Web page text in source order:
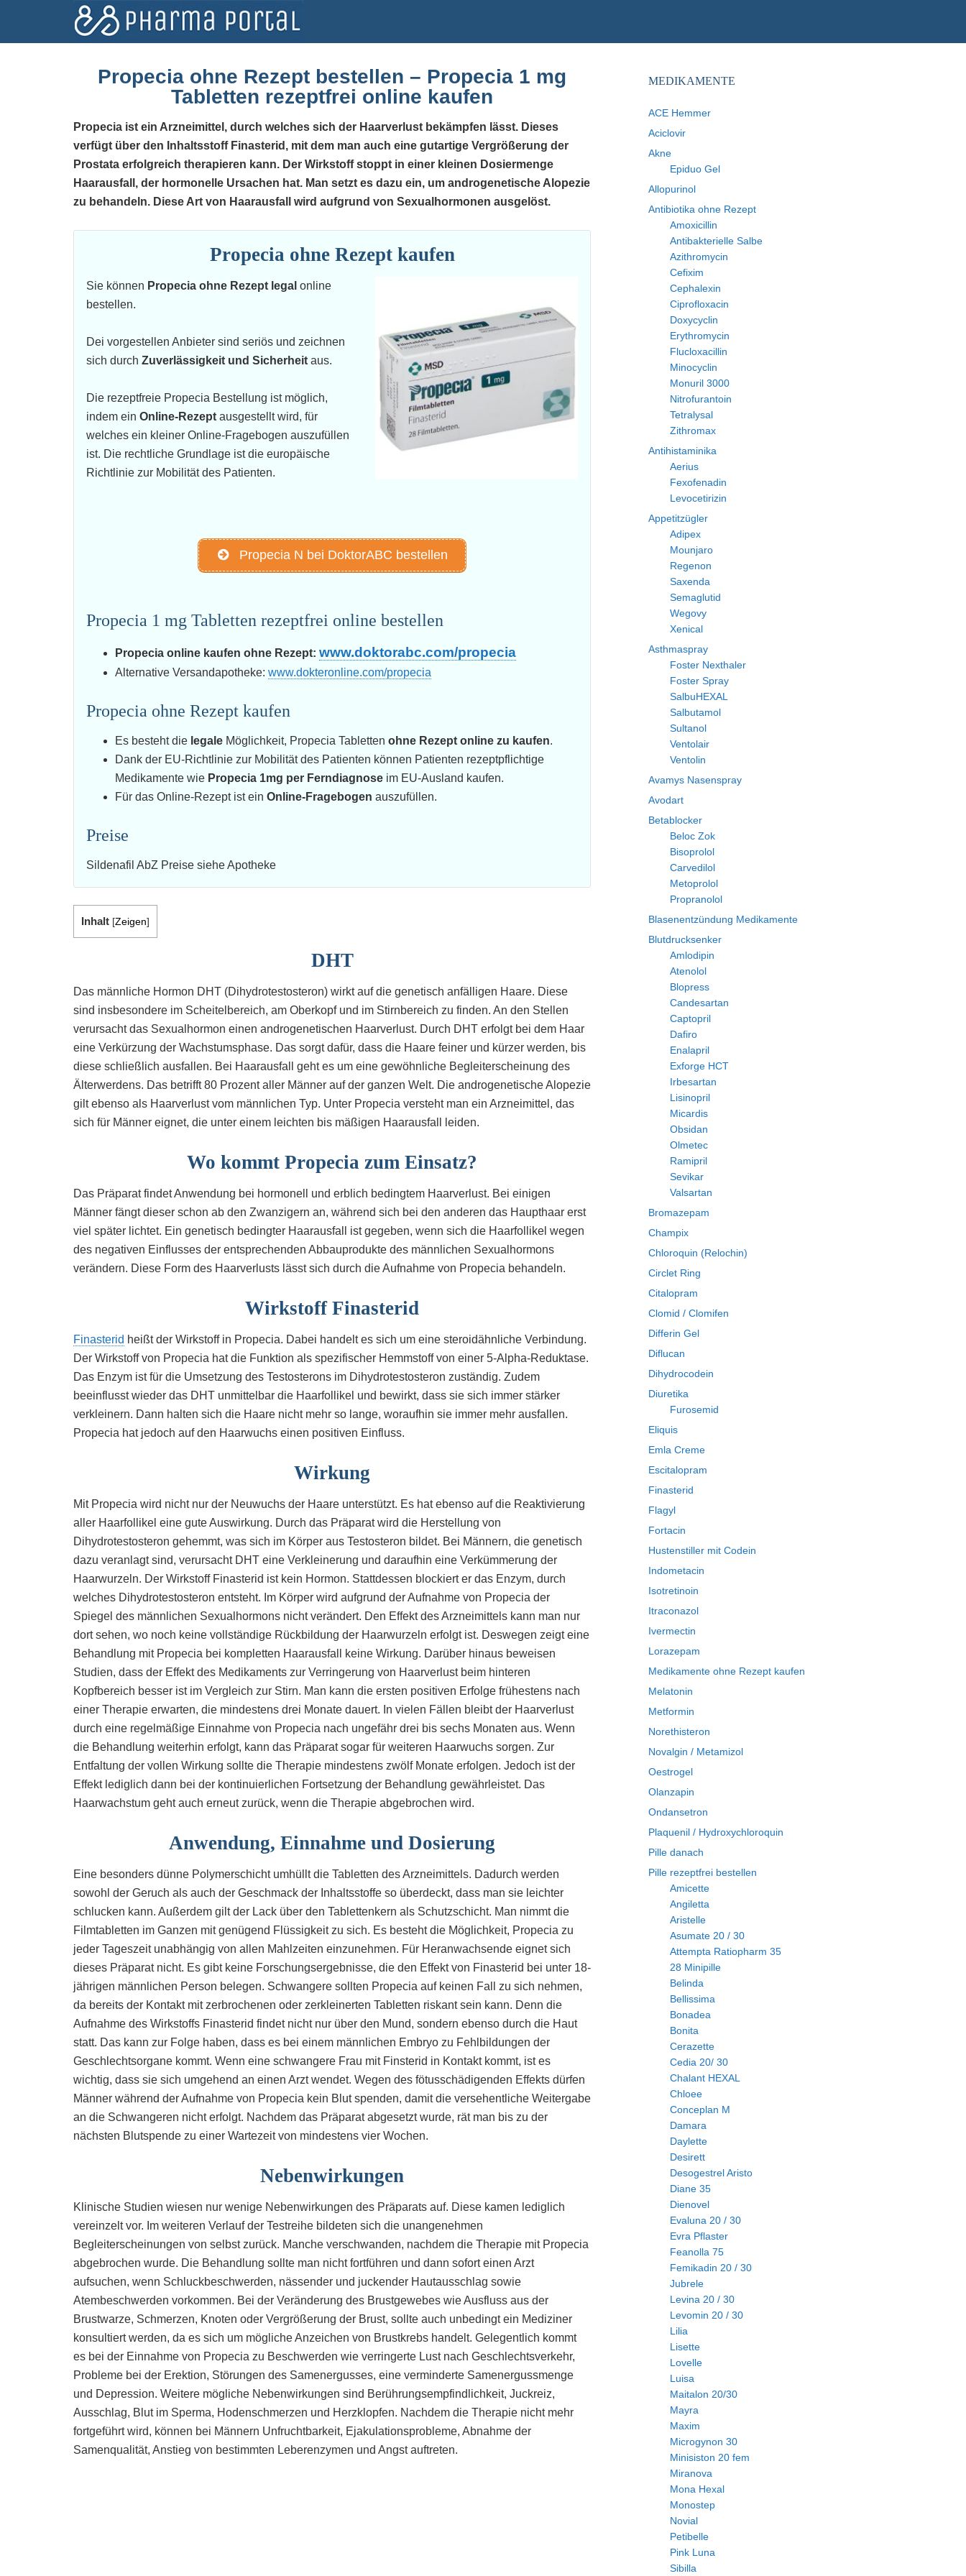
Propecia ohne Rezept bestellen – Propecia 1 mg
Tabletten rezeptfrei online kaufen
Propecia ist ein Arzneimittel, durch welches sich der Haarverlust bekämpfen lässt. Dieses
verfügt über den Inhaltsstoff Finasterid, mit dem man auch eine gutartige Vergrößerung der
Prostata erfolgreich therapieren kann. Der Wirkstoff stoppt in einer kleinen Dosiermenge
Haarausfall, der hormonelle Ursachen hat. Man setzt es dazu ein, um androgenetische Alopezie
zu behandeln. Diese Art von Haarausfall wird aufgrund von Sexualhormonen ausgelöst.
Propecia ohne Rezept kaufen
Sie können Propecia ohne Rezept legal online
bestellen.
Dei vorgestellen Anbieter sind seriös und zeichnen
sich durch Zuverlässigkeit und Sicherheit aus.
Die rezeptfreie Propecia Bestellung ist möglich,
indem ein Online-Rezept ausgestellt wird, für
welches ein kleiner Online-Fragebogen auszufüllen
ist. Die rechtliche Grundlage ist die europäische
Richtlinie zur Mobilität des Patienten.
Propecia N bei DoktorABC bestellen
Propecia 1 mg Tabletten rezeptfrei online bestellen
Propecia online kaufen ohne Rezept: www.doktorabc.com/propecia
Alternative Versandapotheke: www.dokteronline.com/propecia
Propecia ohne Rezept kaufen
Es besteht die legale Möglichkeit, Propecia Tabletten ohne Rezept online zu kaufen.
Dank der EU-Richtlinie zur Mobilität des Patienten können Patienten rezeptpflichtige
Medikamente wie Propecia 1mg per Ferndiagnose im EU-Ausland kaufen.
Für das Online-Rezept ist ein Online-Fragebogen auszufüllen.
Preise
Sildenafil AbZ Preise siehe Apotheke
Inhalt [Zeigen]
DHT
Das männliche Hormon DHT (Dihydrotestosteron) wirkt auf die genetisch anfälligen Haare. Diese
sind insbesondere im Scheitelbereich, am Oberkopf und im Stirnbereich zu finden. An den Stellen
verursacht das Sexualhormon einen androgenetischen Haarverlust. Durch DHT erfolgt bei dem Haar
eine Verkürzung der Wachstumsphase. Das sorgt dafür, dass die Haare feiner und kürzer werden, bis
diese schließlich ausfallen. Bei Haarausfall geht es um eine gewöhnliche Begleiterscheinung des
Älterwerdens. Das betrifft 80 Prozent aller Männer auf der ganzen Welt. Die androgenetische Alopezie
gilt ebenso als Haarverlust vom männlichen Typ. Unter Propecia versteht man ein Arzneimittel, das
sich für Männer eignet, die unter einem leichten bis mäßigen Haarausfall leiden.
Wo kommt Propecia zum Einsatz?
Das Präparat findet Anwendung bei hormonell und erblich bedingtem Haarverlust. Bei einigen
Männer fängt dieser schon ab den Zwanzigern an, während sich bei den anderen das Haupthaar erst
viel später lichtet. Ein genetisch bedingter Haarausfall ist gegeben, wenn sich die Haarfollikel wegen
des negativen Einflusses der entsprechenden Abbauprodukte des männlichen Sexualhormons
verändern. Diese Form des Haarverlusts lässt sich durch die Aufnahme von Propecia behandeln.
Wirkstoff Finasterid
Finasterid heißt der Wirkstoff in Propecia. Dabei handelt es sich um eine steroidähnliche Verbindung.
Der Wirkstoff von Propecia hat die Funktion als spezifischer Hemmstoff von einer 5-Alpha-Reduktase.
Das Enzym ist für die Umsetzung des Testosterons im Dihydrotestosteron zuständig. Zudem
beeinflusst wieder das DHT unmittelbar die Haarfollikel und bewirkt, dass sie sich immer stärker
verkleinern. Dann halten sich die Haare nicht mehr so lange, woraufhin sie immer mehr ausfallen.
Propecia hat jedoch auf den Haarwuchs einen positiven Einfluss.
Wirkung
Mit Propecia wird nicht nur der Neuwuchs der Haare unterstützt. Es hat ebenso auf die Reaktivierung
aller Haarfollikel eine gute Auswirkung. Durch das Präparat wird die Herstellung von
Dihydrotestosteron gehemmt, was sich im Körper aus Testosteron bildet. Bei Männern, die genetisch
dazu veranlagt sind, verursacht DHT eine Verkleinerung und daraufhin eine Verkümmerung der
Haarwurzeln. Der Wirkstoff Finasterid ist kein Hormon. Stattdessen blockiert er das Enzym, durch
welches Dihydrotestosteron entsteht. Im Körper wird aufgrund der Aufnahme von Propecia der
Spiegel des männlichen Sexualhormons nicht verändert. Den Effekt des Arzneimittels kann man nur
dort sehen, wo noch keine vollständige Rückbildung der Haarwurzeln erfolgt ist. Deswegen zeigt eine
Behandlung mit Propecia bei kompletten Haarausfall keine Wirkung. Darüber hinaus beweisen
Studien, dass der Effekt des Medikaments zur Verringerung von Haarverlust beim hinteren
Kopfbereich besser ist im Vergleich zur Stirn. Man kann die ersten positiven Erfolge frühestens nach
einer Therapie erwarten, die mindestens drei Monate dauert. In vielen Fällen bleibt der Haarverlust
durch eine regelmäßige Einnahme von Propecia nach ungefähr drei bis sechs Monaten aus. Wenn
die Behandlung weiterhin erfolgt, kann das Präparat sogar für weiteren Haarwuchs sorgen. Zur
Entfaltung der vollen Wirkung sollte die Therapie mindestens zwölf Monate erfolgen. Jedoch ist der
Effekt lediglich dann bei der kontinuierlichen Fortsetzung der Behandlung gewährleistet. Das
Haarwachstum geht auch erneut zurück, wenn die Therapie abgebrochen wird.
Anwendung, Einnahme und Dosierung
Eine besonders dünne Polymerschicht umhüllt die Tabletten des Arzneimittels. Dadurch werden
sowohl der Geruch als auch der Geschmack der Inhaltsstoffe so überdeckt, dass man sie leichter
schlucken kann. Außerdem gilt der Lack über den Tablettenkern als Schutzschicht. Man nimmt die
Filmtabletten im Ganzen mit genügend Flüssigkeit zu sich. Es besteht die Möglichkeit, Propecia zu
jeder Tageszeit unabhängig von allen Mahlzeiten einzunehmen. Für Heranwachsende eignet sich
dieses Präparat nicht. Es gibt keine Forschungsergebnisse, die den Effekt von Finasterid bei unter 18-
jährigen männlichen Person belegen. Schwangere sollten Propecia auf keinen Fall zu sich nehmen,
da bereits der Kontakt mit zerbrochenen oder zerkleinerten Tabletten riskant sein kann. Denn die
Aufnahme des Wirkstoffs Finasterid findet nicht nur über den Mund, sondern ebenso durch die Haut
statt. Das kann zur Folge haben, dass es bei einem männlichen Embryo zu Fehlbildungen der
Geschlechtsorgane kommt. Wenn eine schwangere Frau mit Finsterid in Kontakt kommt, ist es
wichtig, dass sie sich umgehend an einen Arzt wendet. Wegen des fötusschädigenden Effekts dürfen
Männer während der Aufnahme von Propecia kein Blut spenden, damit die versehentliche Weitergabe
an die Schwangeren nicht erfolgt. Nachdem das Präparat abgesetzt wurde, rät man bis zu der
nächsten Blutspende zu einer Wartezeit von mindestens vier Wochen.
Nebenwirkungen
Klinische Studien wiesen nur wenige Nebenwirkungen des Präparats auf. Diese kamen lediglich
vereinzelt vor. Im weiteren Verlauf der Testreihe bildeten sich die unangenehmen
Begleiterscheinungen von selbst zurück. Manche verschwanden, nachdem die Therapie mit Propecia
abgebrochen wurde. Die Behandlung sollte man nicht fortführen und dann sofort einen Arzt
aufsuchen, wenn Schluckbeschwerden, nässender und juckender Hautausschlag sowie
Atembeschwerden vorkommen. Bei der Veränderung des Brustgewebes wie Ausfluss aus der
Brustwarze, Schmerzen, Knoten oder Vergrößerung der Brust, sollte auch unbedingt ein Mediziner
konsultiert werden, da es sich um mögliche Anzeichen von Brustkrebs handelt. Gelegentlich kommt
es bei der Einnahme von Propecia zu Beschwerden wie verringerte Lust nach Geschlechtsverkehr,
Probleme bei der Erektion, Störungen des Samenergusses, eine verminderte Samenergussmenge
und Depression. Weitere mögliche Nebenwirkungen sind Berührungsempfindlichkeit, Juckreiz,
Ausschlag, Blut im Sperma, Hodenschmerzen und Herzklopfen. Nachdem die Therapie nicht mehr
fortgeführt wird, können bei Männern Unfruchtbarkeit, Ejakulationsprobleme, Abnahme der
Samenqualität, Anstieg von bestimmten Leberenzymen und Angst auftreten.
MEDIKAMENTE
ACE Hemmer
Aciclovir
Akne
Epiduo Gel
Allopurinol
Antibiotika ohne Rezept
Amoxicillin
Antibakterielle Salbe
Azithromycin
Cefixim
Cephalexin
Ciprofloxacin
Doxycyclin
Erythromycin
Flucloxacillin
Minocyclin
Monuril 3000
Nitrofurantoin
Tetralysal
Zithromax
Antihistaminika
Aerius
Fexofenadin
Levocetirizin
Appetitzügler
Adipex
Mounjaro
Regenon
Saxenda
Semaglutid
Wegovy
Xenical
Asthmaspray
Foster Nexthaler
Foster Spray
SalbuHEXAL
Salbutamol
Sultanol
Ventolair
Ventolin
Avamys Nasenspray
Avodart
Betablocker
Beloc Zok
Bisoprolol
Carvedilol
Metoprolol
Propranolol
Blasenentzündung Medikamente
Blutdrucksenker
Amlodipin
Atenolol
Blopress
Candesartan
Captopril
Dafiro
Enalapril
Exforge HCT
Irbesartan
Lisinopril
Micardis
Obsidan
Olmetec
Ramipril
Sevikar
Valsartan
Bromazepam
Champix
Chloroquin (Relochin)
Circlet Ring
Citalopram
Clomid / Clomifen
Differin Gel
Diflucan
Dihydrocodein
Diuretika
Furosemid
Eliquis
Emla Creme
Escitalopram
Finasterid
Flagyl
Fortacin
Hustenstiller mit Codein
Indometacin
Isotretinoin
Itraconazol
Ivermectin
Lorazepam
Medikamente ohne Rezept kaufen
Melatonin
Metformin
Norethisteron
Novalgin / Metamizol
Oestrogel
Olanzapin
Ondansetron
Plaquenil / Hydroxychloroquin
Pille danach
Pille rezeptfrei bestellen
Amicette
Angiletta
Aristelle
Asumate 20 / 30
Attempta Ratiopharm 35
28 Minipille
Belinda
Bellissima
Bonadea
Bonita
Cerazette
Cedia 20/ 30
Chalant HEXAL
Chloee
Conceplan M
Damara
Daylette
Desirett
Desogestrel Aristo
Diane 35
Dienovel
Evaluna 20 / 30
Evra Pflaster
Feanolla 75
Femikadin 20 / 30
Jubrele
Levina 20 / 30
Levomin 20 / 30
Lilia
Lisette
Lovelle
Luisa
Maitalon 20/30
Mayra
Maxim
Microgynon 30
Minisiston 20 fem
Miranova
Mona Hexal
Monostep
Novial
Petibelle
Pink Luna
Sibilla